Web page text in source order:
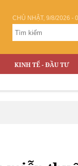
CHỦ NHẬT, 9/8/2026 -
KINH TẾ - ĐẦU TƯ